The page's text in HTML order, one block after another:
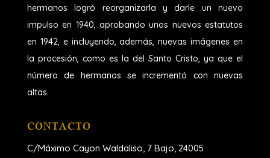
hermanos logró reorganizarla y darle un nuevo
impulso en 1940, aprobando unos nuevos estatutos
en 1942, e incluyendo, además, nuevas imágenes en
la procesión, como es la del Santo Cristo, ya que el
número de hermanos se incrementó con nuevas
altas.
CONTACTO
C/Máximo Cayon Waldaliso, 7 Bajo, 24005